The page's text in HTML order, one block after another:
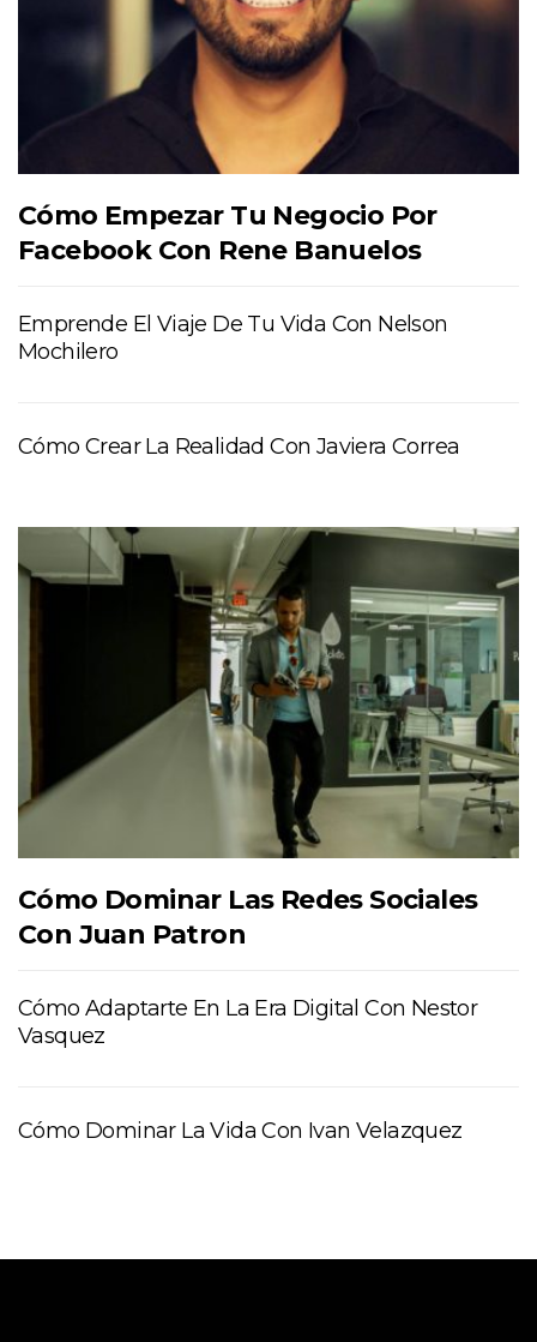
Cómo Empezar Tu Negocio Por
Facebook Con Rene Banuelos
Emprende El Viaje De Tu Vida Con Nelson
Mochilero
Cómo Crear La Realidad Con Javiera Correa
Cómo Dominar Las Redes Sociales
Con Juan Patron
Cómo Adaptarte En La Era Digital Con Nestor
Vasquez
Cómo Dominar La Vida Con Ivan Velazquez